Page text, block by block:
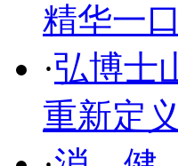
精华一
·弘博士
重新定